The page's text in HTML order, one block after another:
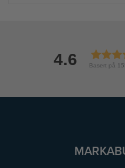
4.6 Basert på